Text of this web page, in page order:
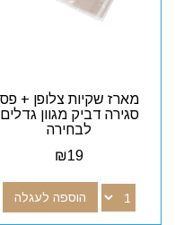
מארז שקיות צלופן + פס
סגירה דביק מגוון גדלים
לבחירה
₪19
הוספה לעגלה